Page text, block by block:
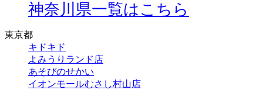
神奈川県一覧はこちら
東京都
キドキド
よみうりランド店
あそびのせかい
イオンモールむさし村山店